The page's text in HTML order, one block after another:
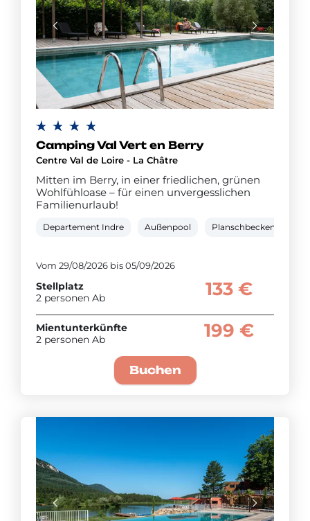
Camping Val Vert en Berry
Centre Val de Loire - La Châtre
Mitten im Berry, in einer friedlichen, grünen
Wohlfühloase – für einen unvergesslichen
Familienurlaub!
Departement Indre Außenpool Planschbecken
Vom 29/08/2026 bis 05/09/2026
Stellplatz
2 personen Ab
133 €
Mientunterkünfte
2 personen Ab
199 €
Buchen